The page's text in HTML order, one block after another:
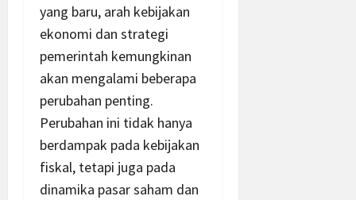
yang baru, arah kebijakan
ekonomi dan strategi
pemerintah kemungkinan
akan mengalami beberapa
perubahan penting.
Perubahan ini tidak hanya
berdampak pada kebijakan
fiskal, tetapi juga pada
dinamika pasar saham dan